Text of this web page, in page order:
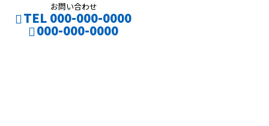
お問い合わせ
TEL 000-000-0000
000-000-0000